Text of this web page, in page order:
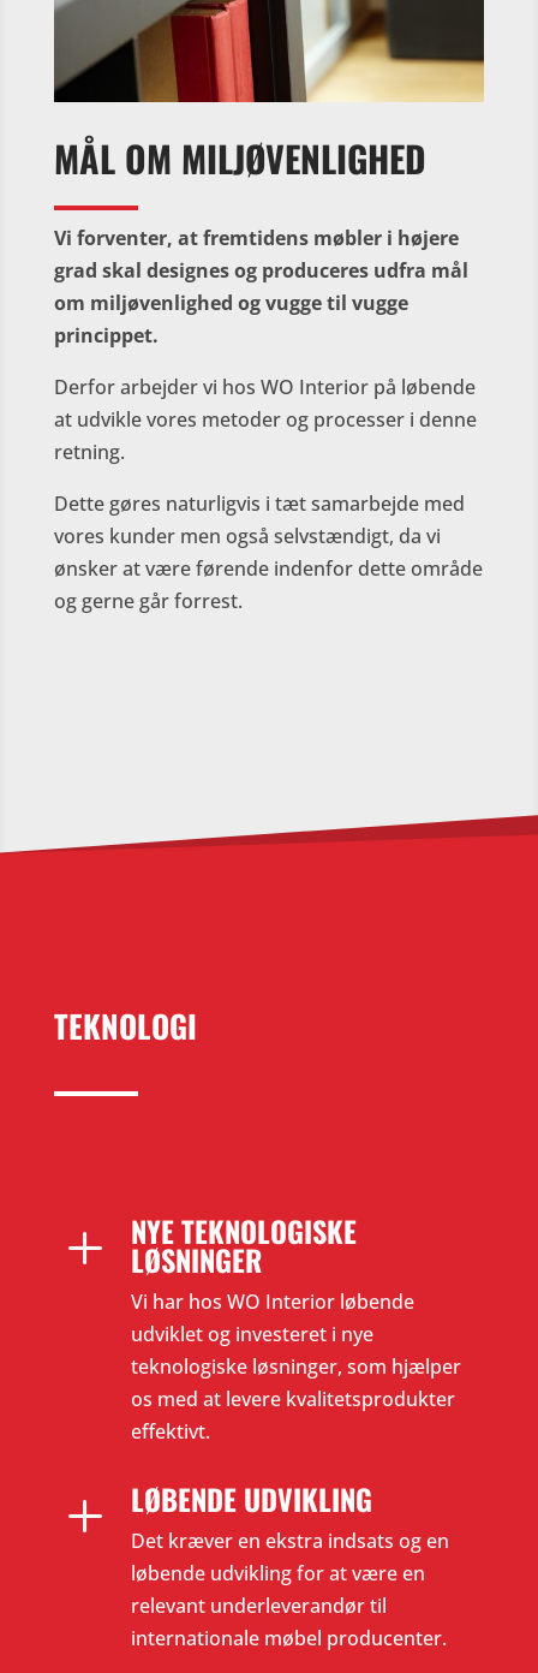
MÅL OM MILJØVENLIGHED
Vi forventer, at fremtidens møbler i højere
grad skal designes og produceres udfra mål
om miljøvenlighed og vugge til vugge
princippet.
Derfor arbejder vi hos WO Interior på løbende
at udvikle vores metoder og processer i denne
retning.
Dette gøres naturligvis i tæt samarbejde med
vores kunder men også selvstændigt, da vi
ønsker at være førende indenfor dette område
og gerne går forrest.
TEKNOLOGI
L NYE TEKNOLOGISKE
LØSNINGER
Vi har hos WO Interior løbende
udviklet og investeret i nye
teknologiske løsninger, som hjælper
os med at levere kvalitetsprodukter
effektivt.
L LØBENDE UDVIKLING
Det kræver en ekstra indsats og en
løbende udvikling for at være en
relevant underleverandør til
internationale møbel producenter.